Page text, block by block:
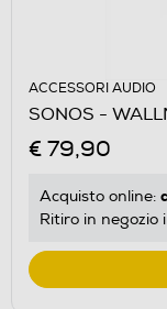
ACCESSORI AUDIO
SONOS -
€ 79,90
Acquisto online:
Ritiro in